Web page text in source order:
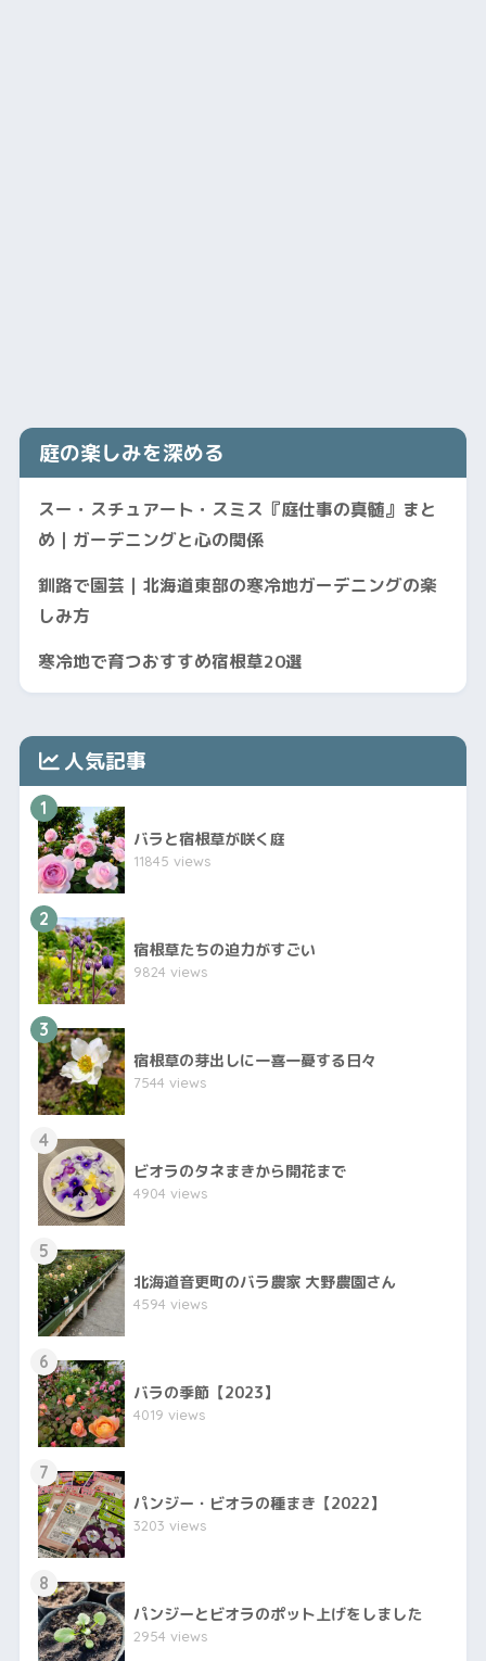
庭の楽しみを深める
スー・スチュアート・スミス『庭仕事の真髄』まと
め｜ガーデニングと心の関係
釧路で園芸｜北海道東部の寒冷地ガーデニングの楽
しみ方
寒冷地で育つおすすめ宿根草20選
人気記事
1
バラと宿根草が咲く庭
11845 views
2
宿根草たちの迫力がすごい
9824 views
3
宿根草の芽出しに一喜一憂する日々
7544 views
4
ビオラのタネまきから開花まで
4904 views
5
北海道音更町のバラ農家 大野農園さん
4594 views
6
バラの季節【2023】
4019 views
7
パンジー・ビオラの種まき【2022】
3203 views
8
パンジーとビオラのポット上げをしました
2954 views